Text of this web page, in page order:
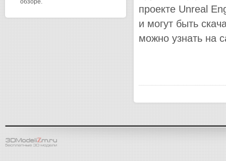
обзоре.
проекте Unreal
и могут быть
можно узнать на